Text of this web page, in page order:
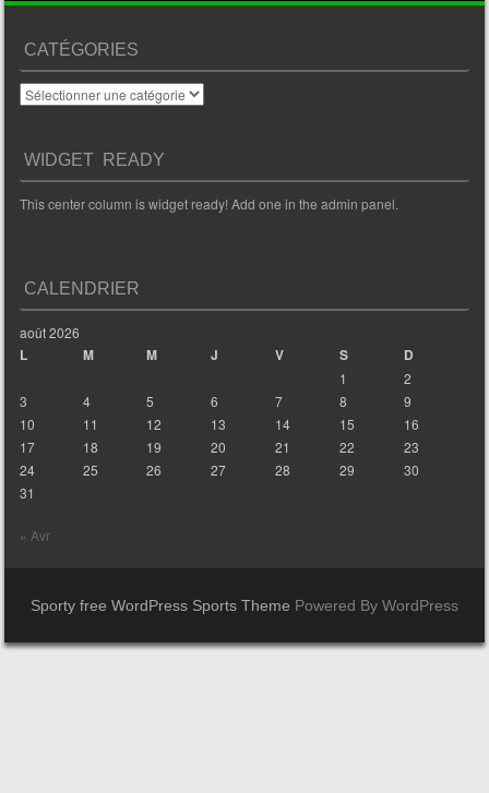
CATÉGORIES
Catégories
WIDGET READY
This center column is widget ready! Add one in the admin panel.
CALENDRIER
août 2026
L M M J V S D
1
2
3
4 5 6 7 8
9
10
11 12 13 14 15
16
17
18 19 20 21 22
23
24
25 26 27 28 29
30
31
« Avr
Sporty free WordPress Sports Theme Powered By WordPress